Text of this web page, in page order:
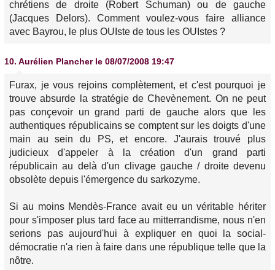
chrétiens de droite (Robert Schuman) ou de gauche
(Jacques Delors). Comment voulez-vous faire alliance
avec Bayrou, le plus OUIste de tous les OUIstes ?
10. Aurélien Plancher le 08/07/2008 19:47
Furax, je vous rejoins complètement, et c'est pourquoi je
trouve absurde la stratégie de Chevènement. On ne peut
pas conçevoir un grand parti de gauche alors que les
authentiques républicains se comptent sur les doigts d'une
main au sein du PS, et encore. J'aurais trouvé plus
judicieux d'appeler à la création d'un grand parti
républicain au delà d'un clivage gauche / droite devenu
obsolète depuis l'émergence du sarkozyme.
Si au moins Mendès-France avait eu un véritable hériter
pour s'imposer plus tard face au mitterrandisme, nous n'en
serions pas aujourd'hui à expliquer en quoi la social-
démocratie n'a rien à faire dans une république telle que la
nôtre.